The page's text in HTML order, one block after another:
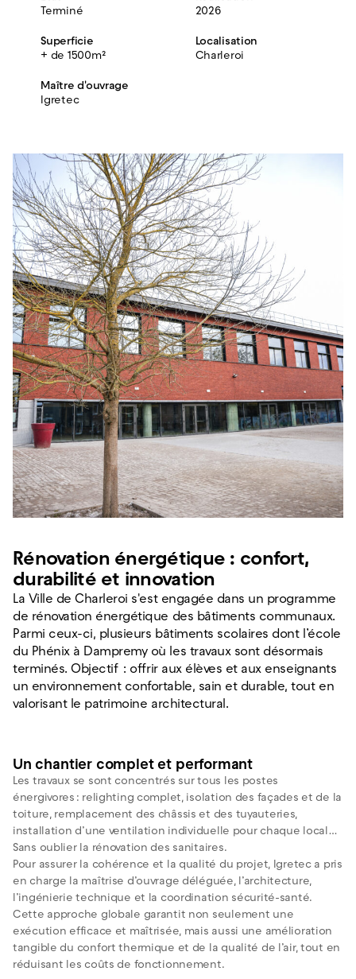
Terminé
2026
Superficie
+ de 1500m²
Localisation
Charleroi
Maître d'ouvrage
Igretec
Rénovation énergétique : confort,
durabilité et innovation
La Ville de Charleroi s'est engagée dans un programme
de rénovation énergétique des bâtiments communaux.
Parmi ceux-ci, plusieurs bâtiments scolaires dont l’école
du Phénix à Dampremy où les travaux sont désormais
terminés. Objectif : offrir aux élèves et aux enseignants
un environnement confortable, sain et durable, tout en
valorisant le patrimoine architectural.
Un chantier complet et performant
Les travaux se sont concentrés sur tous les postes
énergivores : relighting complet, isolation des façades et de la
toiture, remplacement des châssis et des tuyauteries,
installation d’une ventilation individuelle pour chaque local…
Sans oublier la rénovation des sanitaires.
Pour assurer la cohérence et la qualité du projet, Igretec a pris
en charge la maîtrise d’ouvrage déléguée, l’architecture,
l’ingénierie technique et la coordination sécurité-santé.
Cette approche globale garantit non seulement une
exécution efficace et maîtrisée, mais aussi une amélioration
tangible du confort thermique et de la qualité de l’air, tout en
réduisant les coûts de fonctionnement.